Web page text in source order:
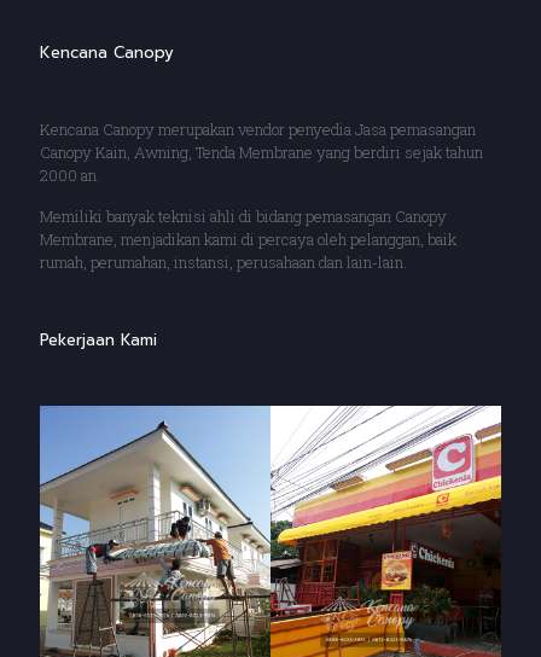
Kencana Canopy
Kencana Canopy merupakan vendor penyedia Jasa pemasangan
Canopy Kain, Awning, Tenda Membrane yang berdiri sejak tahun
2000 an.
Memiliki banyak teknisi ahli di bidang pemasangan Canopy
Membrane, menjadikan kami di percaya oleh pelanggan, baik
rumah, perumahan, instansi, perusahaan dan lain-lain.
Pekerjaan Kami